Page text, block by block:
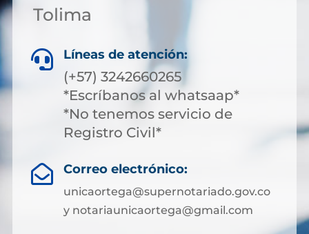
Tolima
 Líneas de atención:
(+57) 3242660265
*Escríbanos al whatsaap*
*No tenemos servicio de
Registro Civil*
 Correo electrónico:
unicaortega@supernotariado.gov.co
y notariaunicaortega@gmail.com